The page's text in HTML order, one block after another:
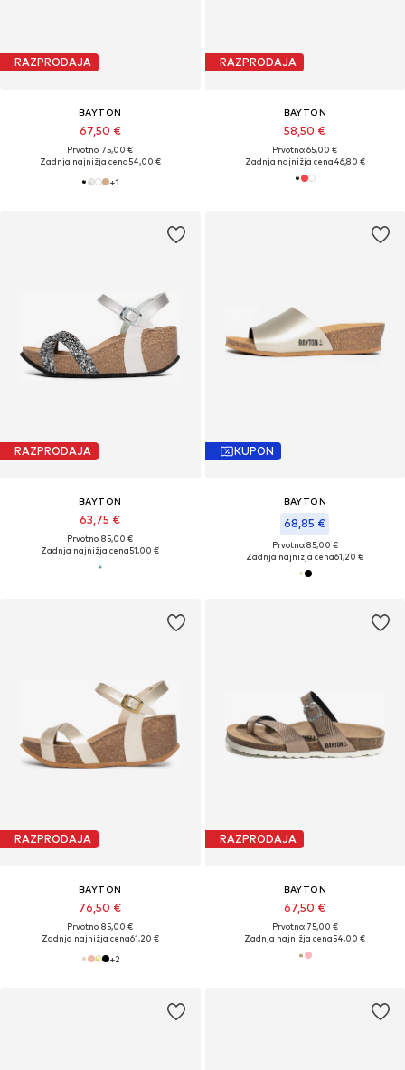
RAZPRODAJA
BAYTON
67,50 €
Prvotno: 75,00 €
Zadnja najnižja cena54,00 €
+1
RAZPRODAJA
BAYTON
58,50 €
Prvotno: 65,00 €
Zadnja najnižja cena46,80 €
RAZPRODAJA
BAYTON
63,75 €
Prvotno: 85,00 €
Zadnja najnižja cena51,00 €
KUPON
BAYTON
68,85 €
Prvotno: 85,00 €
Zadnja najnižja cena61,20 €
RAZPRODAJA
BAYTON
76,50 €
Prvotno: 85,00 €
Zadnja najnižja cena61,20 €
+2
RAZPRODAJA
BAYTON
67,50 €
Prvotno: 75,00 €
Zadnja najnižja cena54,00 €